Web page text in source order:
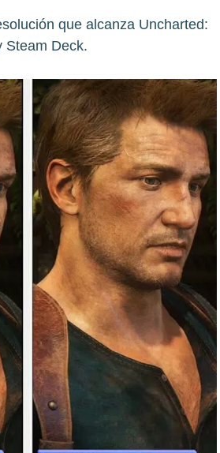
que alcanza Uncharted:
Steam Deck.